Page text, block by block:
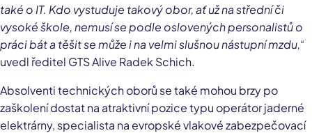
také o IT. Kdo vystuduje takový obor, ať už na střední či
vysoké škole, nemusí se podle oslovených personalistů o
práci bát a těšit se může i na velmi slušnou nástupní mzdu,“
uvedl ředitel GTS Alive Radek Schich.
Absolventi technických oborů se také mohou brzy po
zaškolení dostat na atraktivní pozice typu operátor jaderné
elektrárny, specialista na evropské vlakové zabezpečovací